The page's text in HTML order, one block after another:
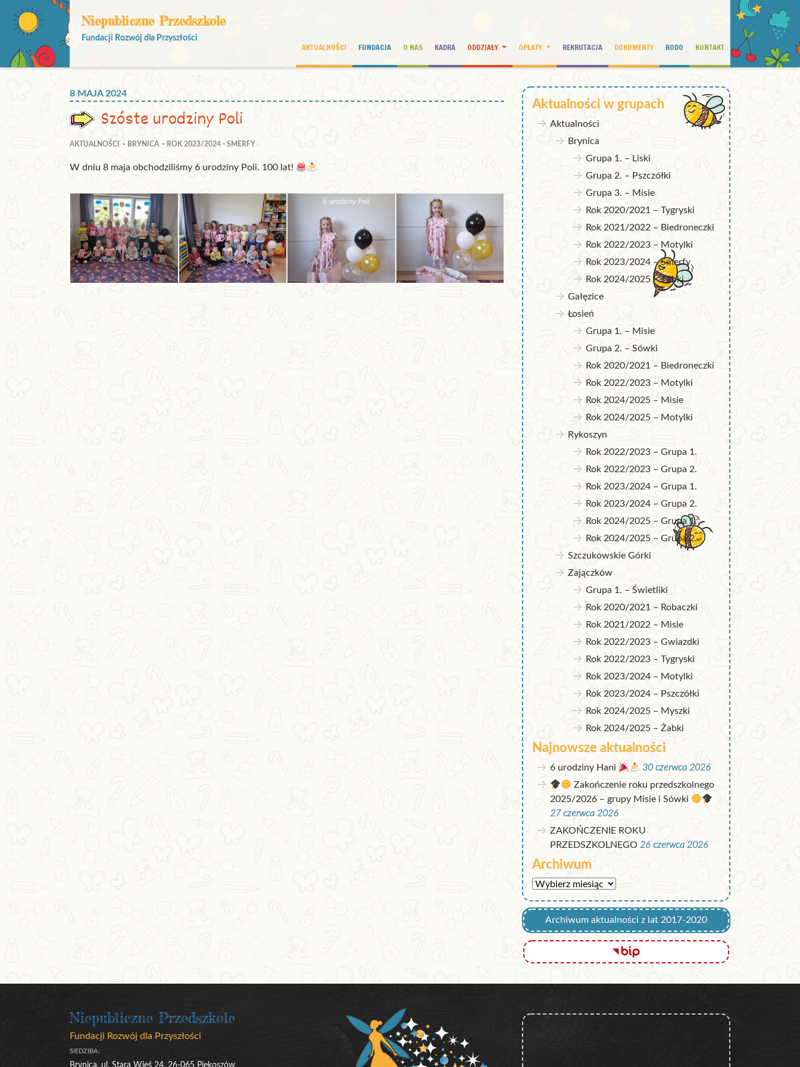
Niepubliczne Przedszkole
Fundacji Rozwój dla Przyszłości
AKTUALNOŚCI FUNDACJA O NAS KADRA ODDZIAŁY OPŁATY REKRUTACJA DOKUMENTY RODO KONTAKT
8 MAJA 2024
Szóste urodziny Poli
AKTUALNOŚCI BRYNICA ROK 2023/2024 - SMERFY
W dniu 8 maja obchodziliśmy 6 urodziny Poli. 100 lat!
Aktualności w grupach
Aktualności
Brynica
Grupa 1. – Liski
Grupa 2. – Pszczółki
Grupa 3. – Misie
Rok 2020/2021 – Tygryski
Rok 2021/2022 – Biedroneczki
Rok 2022/2023 – Motylki
Rok 2023/2024 – Smerfy
Rok 2024/2025 – Żabki
Gałęzice
Łosień
Grupa 1. – Misie
Grupa 2. – Sówki
Rok 2020/2021 – Biedroneczki
Rok 2022/2023 – Motylki
Rok 2024/2025 – Misie
Rok 2024/2025 – Motylki
Rykoszyn
Rok 2022/2023 – Grupa 1.
Rok 2022/2023 – Grupa 2.
Rok 2023/2024 – Grupa 1.
Rok 2023/2024 – Grupa 2.
Rok 2024/2025 – Grupa 1.
Rok 2024/2025 – Grupa 2.
Szczukowskie Górki
Zajączków
Grupa 1. – Świetliki
Rok 2020/2021 – Robaczki
Rok 2021/2022 – Misie
Rok 2022/2023 – Gwiazdki
Rok 2022/2023 – Tygryski
Rok 2023/2024 – Motylki
Rok 2023/2024 – Pszczółki
Rok 2024/2025 – Myszki
Rok 2024/2025 – Żabki
Najnowsze aktualności
6 urodziny Hani
30 czerwca 2026
Zakończenie roku przedszkolnego
2025/2026 – grupy Misie i Sówki
27 czerwca 2026
ZAKOŃCZENIE ROKU
PRZEDSZKOLNEGO 26 czerwca 2026
Archiwum
Archiwum
Archiwum aktualności z lat 2017-2020
Niepubliczne Przedszkole
Fundacji Rozwój dla Przyszłości
SIEDZIBA:
Brynica, ul. Stara Wieś 24, 26-065 Piekoszów